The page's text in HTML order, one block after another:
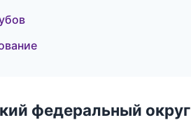
федеральный округ